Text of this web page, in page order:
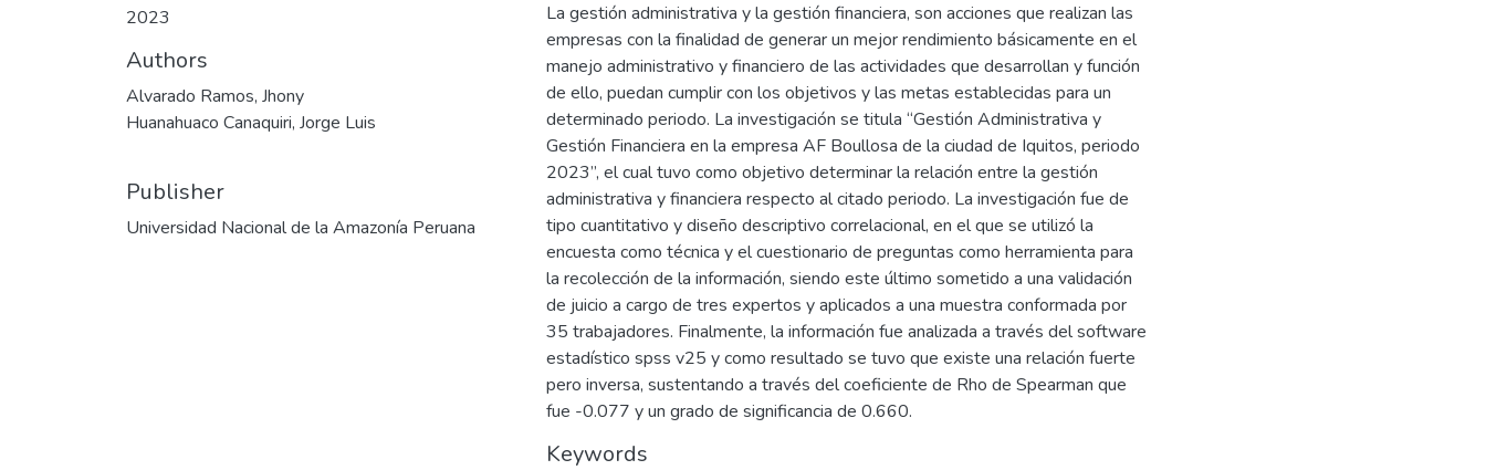
2023
Authors
Alvarado Ramos, Jhony
Huanahuaco Canaquiri, Jorge Luis
Publisher
Universidad Nacional de la Amazonía Peruana
La gestión administrativa y la gestión financiera, son acciones que realizan las
empresas con la finalidad de generar un mejor rendimiento básicamente en el
manejo administrativo y financiero de las actividades que desarrollan y función
de ello, puedan cumplir con los objetivos y las metas establecidas para un
determinado periodo. La investigación se titula “Gestión Administrativa y
Gestión Financiera en la empresa AF Boullosa de la ciudad de Iquitos, periodo
2023”, el cual tuvo como objetivo determinar la relación entre la gestión
administrativa y financiera respecto al citado periodo. La investigación fue de
tipo cuantitativo y diseño descriptivo correlacional, en el que se utilizó la
encuesta como técnica y el cuestionario de preguntas como herramienta para
la recolección de la información, siendo este último sometido a una validación
de juicio a cargo de tres expertos y aplicados a una muestra conformada por
35 trabajadores. Finalmente, la información fue analizada a través del software
estadístico spss v25 y como resultado se tuvo que existe una relación fuerte
pero inversa, sustentando a través del coeficiente de Rho de Spearman que
fue -0.077 y un grado de significancia de 0.660.
Keywords